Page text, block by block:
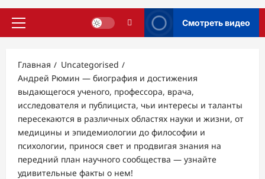
Основное
Смотреть видео
Главная
Uncategorised
Андрей Рюмин — биография и достижения
выдающегося ученого, профессора, врача,
исследователя и публициста, чьи интересы и таланты
пересекаются в различных областях науки и жизни, от
медицины и эпидемиологии до философии и
психологии, принося свет и продвигая знания на
передний план научного сообщества — узнайте
удивительные факты о нем!